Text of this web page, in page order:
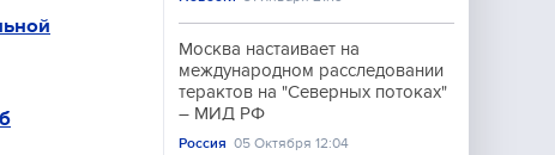
Москва настаивает на
международном расследовании
терактов на "Северных потоках"
– МИД РФ
Россия 05 Октября 12:04